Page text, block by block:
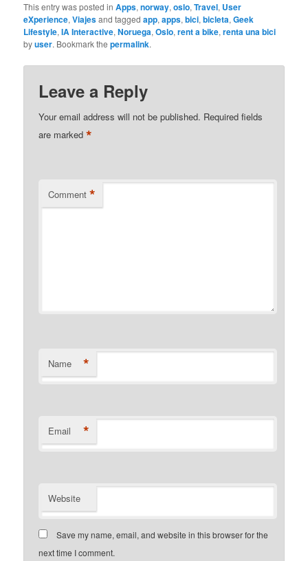
This entry was posted inApps,norway,oslo,Travel, User
eXperience,Viajesand taggedapp,apps,bici,bicleta,Geek
Lifestyle,IA Interactive,Noruega,Oslo,rent a bike,renta una bici
byuser. Bookmark thepermalink.
Leave a Reply
Your email address will not be published. Required fields
are marked*
Comment *
Name *
Email *
Website
Save my name, email, and website in this browser for the
next time I comment.